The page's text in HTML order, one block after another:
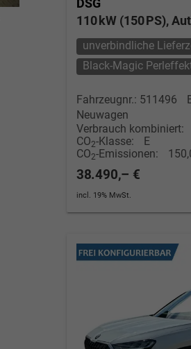
DSG
110 kW (150 PS),
unverbindliche
Black-Magic
Fahrzeugnr.: 511496
Neuwagen
Verbrauch kombiniert:
CO2-Klasse:
E
CO2-Emissionen:
38.490,– €
incl. 19% MwSt.